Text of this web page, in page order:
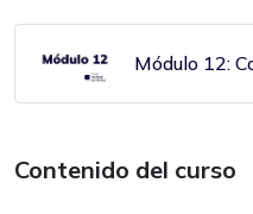
Módulo 12:
Contenido del curso